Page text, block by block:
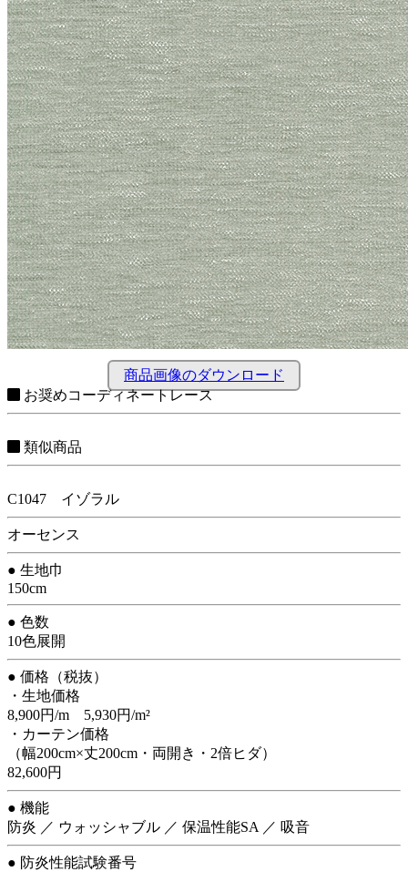
商品画像のダウンロード
お奨めコーディネートレース
類似商品
C1047 イゾラル
オーセンス
● 生地巾
150cm
● 色数
10色展開
● 価格（税抜）
・生地価格
8,900円/m 5,930円/m²
・カーテン価格
（幅200cm×丈200cm・両開き・2倍ヒダ）
82,600円
● 機能
防炎 ／ ウォッシャブル ／ 保温性能SA ／ 吸音
● 防炎性能試験番号